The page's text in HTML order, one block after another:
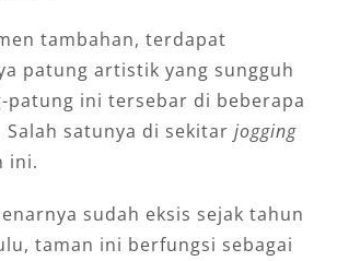
tambahan, terdapat
patung artistik yang sungguh
patung ini tersebar di beberapa
satunya di sekitar jogging
ini.
sudah eksis sejak tahun
taman ini berfungsi sebagai